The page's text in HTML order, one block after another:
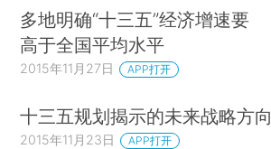
多地明确“十三五”经济增速要
高于全国平均水平
2015年11月27日 APP打开
十三五规划揭示的未来战略方向
2015年11月23日 APP打开